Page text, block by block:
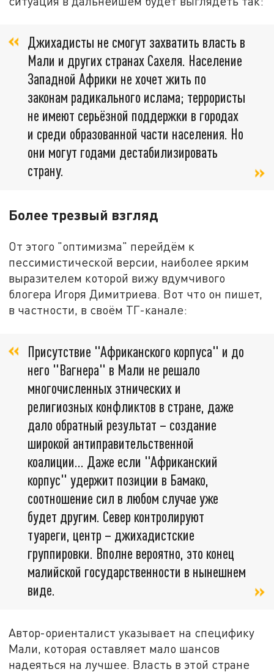
Джихадисты не смогут захватить власть в
Мали и других странах Сахеля. Население
Западной Африки не хочет жить по
законам радикального ислама; террористы
не имеют серьёзной поддержки в городах
и среди образованной части населения. Но
они могут годами дестабилизировать
страну.
Более трезвый взгляд
От этого "оптимизма" перейдём к
пессимистической версии, наиболее ярким
выразителем которой вижу вдумчивого
блогера Игоря Димитриева. Вот что он пишет,
в частности, в своём ТГ-канале:
Присутствие "Африканского корпуса" и до
него "Вагнера" в Мали не решало
многочисленных этнических и
религиозных конфликтов в стране, даже
дало обратный результат – создание
широкой антиправительственной
коалиции… Даже если "Африканский
корпус" удержит позиции в Бамако,
соотношение сил в любом случае уже
будет другим. Север контролируют
туареги, центр – джихадистские
группировки. Вполне вероятно, это конец
малийской государственности в нынешнем
виде.
Автор-ориенталист указывает на специфику
Мали, которая оставляет мало шансов
надеяться на лучшее. Власть в этой стране